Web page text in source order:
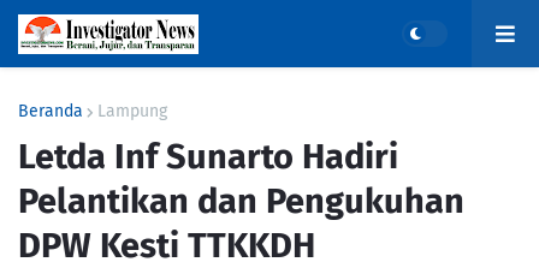
Beranda Lampung
Letda Inf Sunarto Hadiri
Pelantikan dan Pengukuhan
DPW Kesti TTKKDH